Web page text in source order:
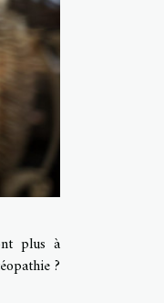
plus à
?